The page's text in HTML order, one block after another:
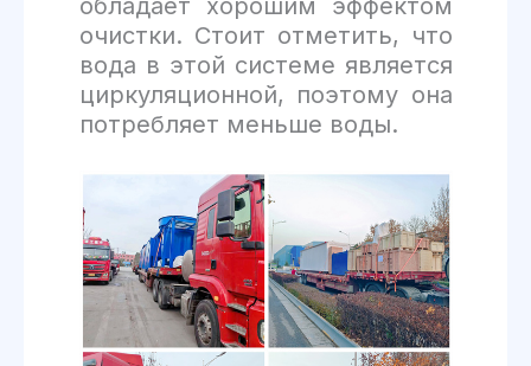
обладает хорошим эффектом
очистки. Стоит отметить, что
вода в этой системе является
циркуляционной, поэтому она
потребляет меньше воды.